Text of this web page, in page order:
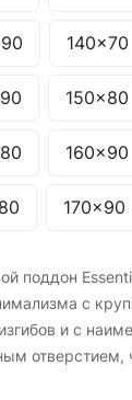
140x70
150x80
160x90
170x90
поддон
с
и с
отверстием,
камень.